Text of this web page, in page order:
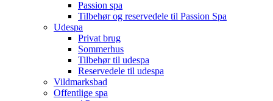
Passion spa
Tilbehør og reservedele til Passion Spa
Udespa
Privat brug
Sommerhus
Tilbehør til udespa
Reservedele til udespa
Vildmarksbad
Offentlige spa